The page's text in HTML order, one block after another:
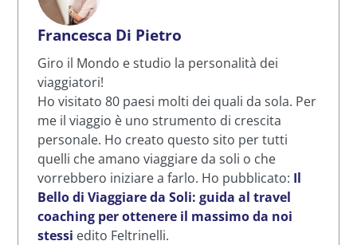
Francesca Di Pietro
Giro il Mondo e studio la personalità dei
viaggiatori!
Ho visitato 80 paesi molti dei quali da sola. Per
me il viaggio è uno strumento di crescita
personale. Ho creato questo sito per tutti
quelli che amano viaggiare da soli o che
vorrebbero iniziare a farlo. Ho pubblicato: Il
Bello di Viaggiare da Soli: guida al travel
coaching per ottenere il massimo da noi
stessi edito Feltrinelli.